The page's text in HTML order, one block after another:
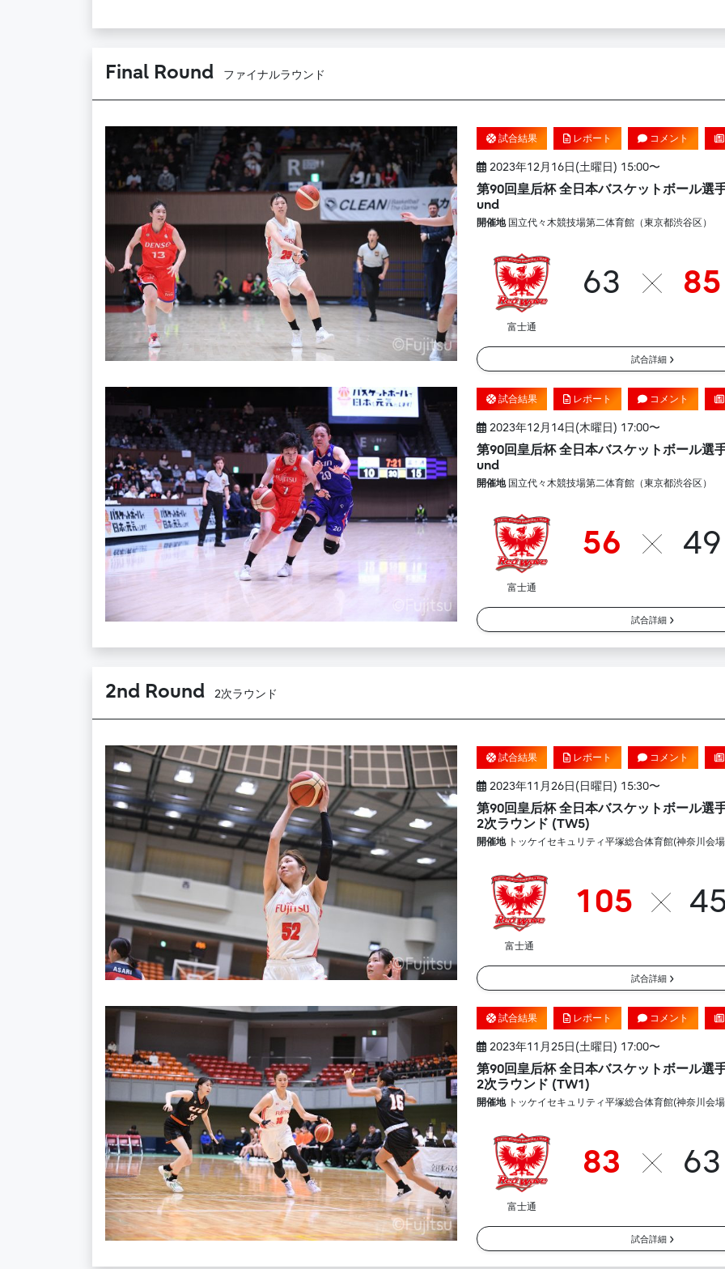
Final Round ファイナルラウンド
試合結果 レポート コメント
2023年12月16日(土曜日) 15:00〜
第90回皇后杯 全日本バスケットボール選
und
開催地国立代々木競技場第二体育館（東京都渋谷区）
63 85
富士通
試合詳細
試合結果 レポート コメント
2023年12月14日(木曜日) 17:00〜
第90回皇后杯 全日本バスケットボール選
und
開催地国立代々木競技場第二体育館（東京都渋谷区）
56 49
富士通
試合詳細
2nd Round 2次ラウンド
試合結果 レポート コメント
2023年11月26日(日曜日) 15:30〜
第90回皇后杯 全日本バスケットボール選
2次ラウンド (TW5)
開催地トッケイセキュリティ平塚総合体育館(神奈川会
105
富士通
試合詳細
試合結果 レポート コメント
2023年11月25日(土曜日) 17:00〜
第90回皇后杯 全日本バスケットボール選
2次ラウンド (TW1)
開催地トッケイセキュリティ平塚総合体育館(神奈川会
83 63
富士通
試合詳細